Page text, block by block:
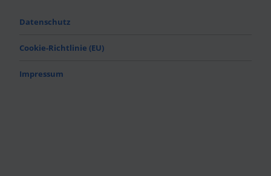
Datenschutz
Cookie-Richtlinie (EU)
Impressum